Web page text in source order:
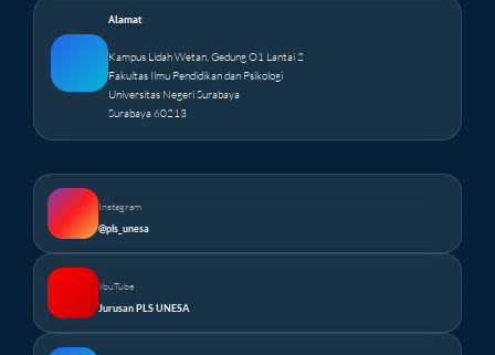
Alamat
Kampus Lidah Wetan, Gedung O1 Lantai 2
Fakultas Ilmu Pendidikan dan Psikologi
Universitas Negeri Surabaya
Surabaya 60213
Instagram
@pls_unesa
YouTube
Jurusan PLS UNESA